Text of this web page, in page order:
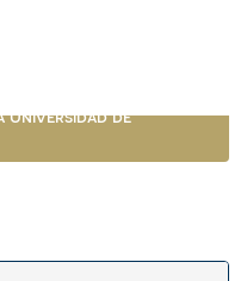
de